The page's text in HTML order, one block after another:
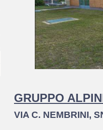
GRUPPO
VIA C. NEMBRINI,